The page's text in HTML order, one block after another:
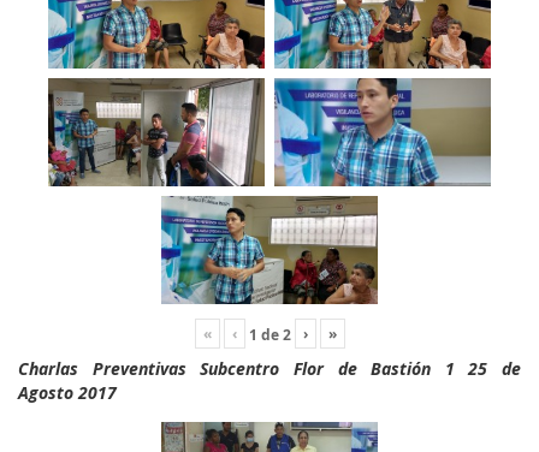
« ‹ 1 de2 › »
Charlas Preventivas Subcentro Flor de Bastión 1 25 de
Agosto 2017